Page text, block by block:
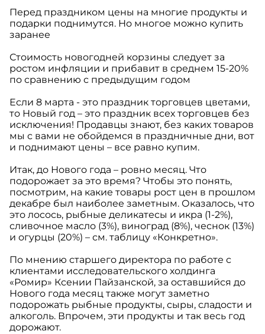
Перед праздником цены на многие продукты и
подарки поднимутся. Но многое можно купить
заранее
Стоимость новогодней корзины следует за
ростом инфляции и прибавит в среднем 15-20%
по сравнению с предыдущим годом
Если 8 марта - это праздник торговцев цветами,
то Новый год – это праздник всех торговцев без
исключения! Продавцы знают, без каких товаров
мы с вами не обойдемся в праздничные дни, вот
и поднимают цены – все равно купим.
Итак, до Нового года – ровно месяц. Что
подорожает за это время? Чтобы это понять,
посмотрим, на какие товары рост цен в прошлом
декабре был наиболее заметным. Оказалось, что
это лосось, рыбные деликатесы и икра (1-2%),
сливочное масло (3%), виноград (8%), чеснок (13%)
и огурцы (20%) – см. таблицу «Конкретно».
По мнению старшего директора по работе с
клиентами исследовательского холдинга
«Ромир» Ксении Пайзанской, за оставшийся до
Нового года месяц также могут заметно
подорожать рыбные продукты, сыры, сладости и
алкоголь. Впрочем, эти продукты и так весь год
дорожают.